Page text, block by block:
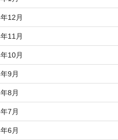
12月
11月
10月
9月
8月
7月
6月